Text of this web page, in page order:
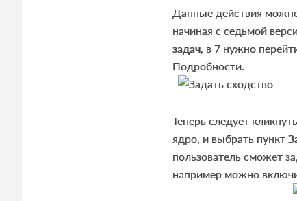
Данные действия
начиная с седьмой
задач, в 7 нужно
Подробности.
Теперь следует
ядро, и выбрать пункт
пользователь сможет
например можно